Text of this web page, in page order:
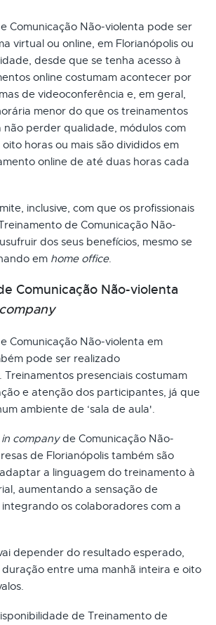
Comunicação Não-violenta pode ser
virtual ou online, em Florianópolis ou
desde que se tenha acesso à
online costumam acontecer por
de videoconferência e, em geral,
menor do que os treinamentos
não perder qualidade, módulos com
horas ou mais são divididos em
online de até duas horas cada
inclusive, com que os profissionais
de Comunicação Não-
dos seus benefícios, mesmo se
em home office.
Comunicação Não-violenta
Comunicação Não-violenta em
pode ser realizado
Treinamentos presenciais costumam
e atenção dos participantes, já que
ambiente de ‘sala de aula'.
in companyde Comunicação Não-
de Florianópolis também são
a linguagem do treinamento à
aumentando a sensação de
os colaboradores com a
depender do resultado esperado,
entre uma manhã inteira e oito
de Treinamento de